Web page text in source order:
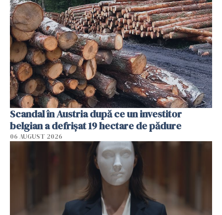
Scandal în Austria după ce un investitor
belgian a defrișat 19 hectare de pădure
06 AUGUST 2026